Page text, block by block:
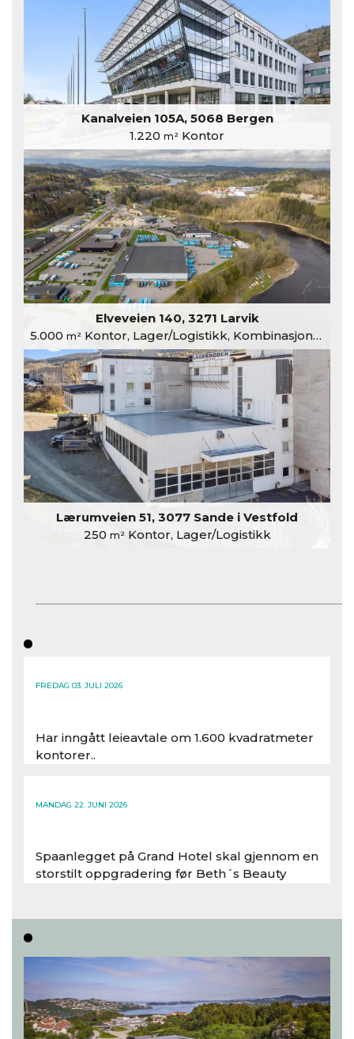
Kanalveien 105A, 5068 Bergen
1.220 m² Kontor
Elveveien 140, 3271 Larvik
5.000 m²Kontor, Lager/Logistikk, Kombinasjonslokaler
Lærumveien 51, 3077 Sande i Vestfold
250 m²Kontor, Lager/Logistikk
FREDAG 03. JULI 2026
Har inngått leieavtale om 1.600 kvadratmeter
kontorer..
MANDAG 22. JUNI 2026
Spaanlegget på Grand Hotel skal gjennom en
storstilt oppgradering før Beth´s Beauty
Les hele artikkelen